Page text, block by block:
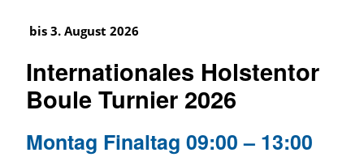
bis 3. August 2026
Internationales Holstentor
Boule Turnier 2026
Montag Finaltag 09:00 – 13:00